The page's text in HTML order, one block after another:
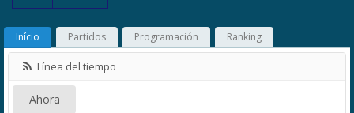
Início Partidos Programación Ranking
Línea del tiempo
Ahora